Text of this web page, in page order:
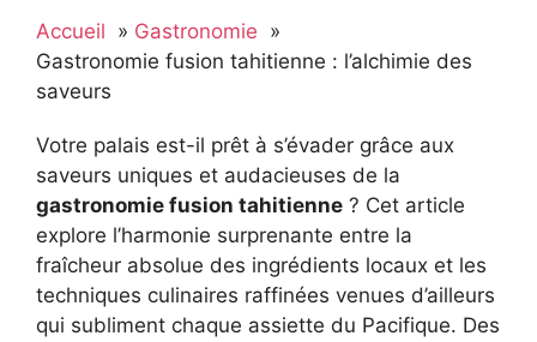
Accueil
Gastronomie
Gastronomie fusion tahitienne : l’alchimie des
saveurs
Votre palais est-il prêt à s’évader grâce aux
saveurs uniques et audacieuses de la
gastronomie fusion tahitienne ? Cet article
explore l’harmonie surprenante entre la
fraîcheur absolue des ingrédients locaux et les
techniques culinaires raffinées venues d’ailleurs
qui subliment chaque assiette du Pacifique. Des